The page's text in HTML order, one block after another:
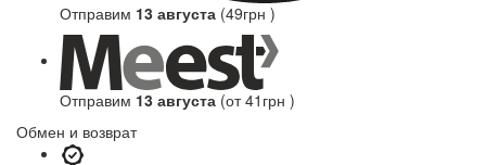
Отправим 13 августа (49грн )
Отправим 13 августа (от 41грн )
Обмен и возврат